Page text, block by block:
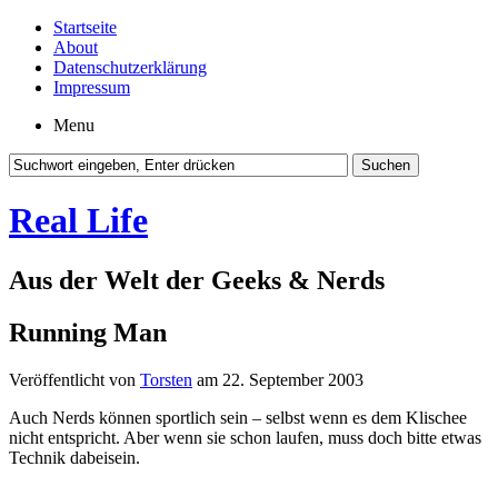
Startseite
About
Datenschutzerklärung
Impressum
Menu
Real Life
Aus der Welt der Geeks & Nerds
Running Man
Veröffentlicht von Torsten am 22. September 2003
Auch Nerds können sportlich sein – selbst wenn es dem Klischee
nicht entspricht. Aber wenn sie schon laufen, muss doch bitte etwas
Technik dabeisein.